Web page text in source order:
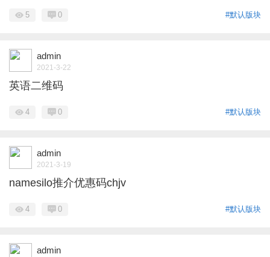
#默认版块
5 0
admin
2021-3-22
英语二维码
#默认版块
4 0
admin
2021-3-19
namesilo推介优惠码chjv
#默认版块
4 0
admin